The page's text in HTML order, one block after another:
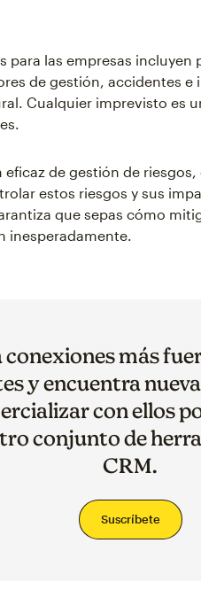
para las empresas incluyen
de gestión, accidentes
Cualquier imprevisto es
eficaz de gestión de riesgos,
estos riesgos y sus
que sepas cómo
inesperadamente.
conexiones más
y encuentra
con ellos
conjunto de
CRM.
Suscríbete